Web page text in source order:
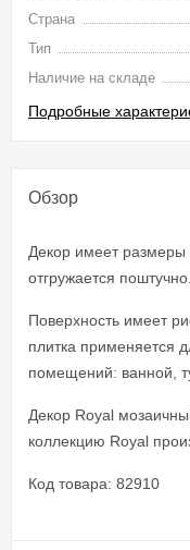
Страна
Тип
Наличие на складе
Подробные
Обзор
Декор имеет размеры
отгружается
Поверхность имеет
плитка применяется
помещений: ванной,
Декор Royal
коллекцию Royal
Код товара: 82910